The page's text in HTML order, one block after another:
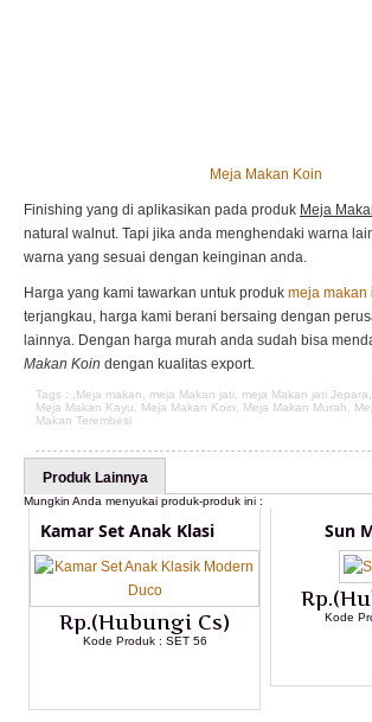
Meja Makan Koin
Finishing yang di aplikasikan pada produk Meja
natural walnut. Tapi jika anda menghendaki warna
warna yang sesuai dengan keinginan anda.
Harga yang kami tawarkan untuk produk meja makan
terjangkau, harga kami berani bersaing dengan
lainnya. Dengan harga murah anda sudah bisa
Makan Koin dengan kualitas export.
Tags : , Meja makan meja Makan jati meja Makan jati Jepara
Meja Makan Kayu
Meja Makan Koin Meja Makan Murah
Makan Terembesi
Produk Lainnya
Mungkin Anda menyukai produk-produk ini :
Kamar Set Anak Klasi
Rp.(Hubungi Cs)
Kode Produk : SET 56
Sun
Kode